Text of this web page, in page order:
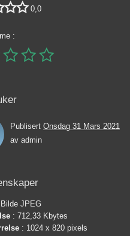
 0,0
:

Publisert Onsdag 31 Mars 2021
av admin
JPEG
: 712,33 Kbytes
: 1024 x 820 pixels